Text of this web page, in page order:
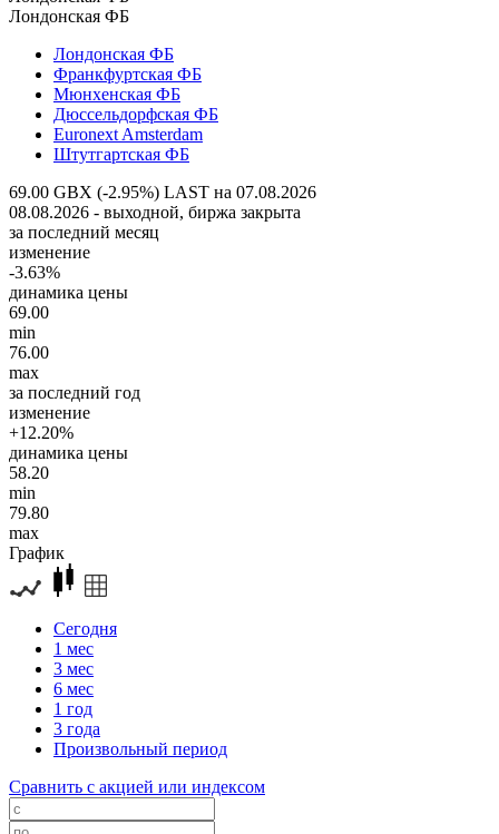
Лондонская ФБ
Лондонская ФБ
Франкфуртская ФБ
Мюнхенская ФБ
Дюссельдорфская ФБ
Euronext Amsterdam
Штутгартская ФБ
69.00 GBX (-2.95%) LAST на 07.08.2026
08.08.2026 - выходной, биржа закрыта
за последний месяц
изменение
-3.63%
динамика цены
69.00
min
76.00
max
за последний год
изменение
+12.20%
динамика цены
58.20
min
79.80
max
График
Сегодня
1 мес
3 мес
6 мес
1 год
3 года
Произвольный период
Сравнить с акцией или индексом